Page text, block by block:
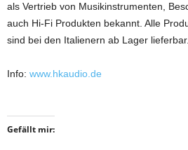
als Vertrieb von Musikinstrumenten,
auch Hi-Fi Produkten bekannt. Alle
sind bei den Ita­lienern ab Lager lieferbar.
Info: www.hkaudio.de
Gefällt mir: